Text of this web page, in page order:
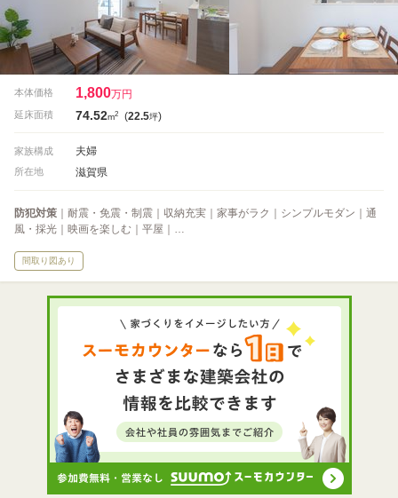
本体価格 1,800万円
延床面積 74.52m2 (22.5坪)
家族構成 夫婦
所在地 滋賀県
防犯対策 ｜耐震・免震・制震｜収納充実｜家事がラク｜シンプルモダン｜通
風・採光｜映画を楽しむ｜平屋｜…
間取り図あり